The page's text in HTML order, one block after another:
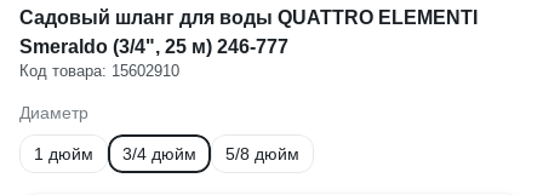
Садовый шланг для воды QUATTRO ELEMENTI
Smeraldo (3/4", 25 м) 246-777
Код товара: 15602910
Диаметр
1 дюйм 3/4 дюйм 5/8 дюйм